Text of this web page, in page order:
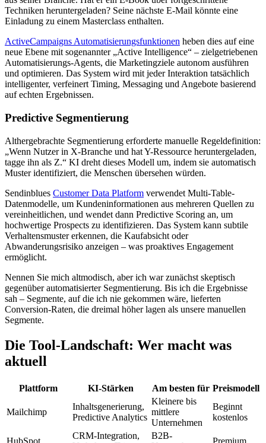
Techniken heruntergeladen? Seine nächste E-Mail könnte eine
Einladung zu einem Masterclass enthalten.
ActiveCampaigns Automatisierungsfunktionen heben dies auf eine
neue Ebene mit sogenannter „Active Intelligence“ – zielgetriebenen
Automatisierungs-Agents, die Marketingziele autonom ausführen
und optimieren. Das System wird mit jeder Interaktion tatsächlich
intelligenter, verfeinert Timing, Messaging und Angebote basierend
auf echten Ergebnissen.
Predictive Segmentierung
Althergebrachte Segmentierung erforderte manuelle Regeldefinition:
„Wenn Nutzer in X-Branche und hat Y-Ressource heruntergeladen,
tagge ihn als Z.“ KI dreht dieses Modell um, indem sie automatisch
Muster identifiziert, die Menschen übersehen würden.
Sendinblues Customer Data Platform verwendet Multi-Table-
Datenmodelle, um Kundeninformationen aus mehreren Quellen zu
vereinheitlichen, und wendet dann Predictive Scoring an, um
hochwertige Prospects zu identifizieren. Das System kann subtile
Verhaltensmuster erkennen, die Kaufabsicht oder
Abwanderungsrisiko anzeigen – was proaktives Engagement
ermöglicht.
Nennen Sie mich altmodisch, aber ich war zunächst skeptisch
gegenüber automatisierter Segmentierung. Bis ich die Ergebnisse
sah – Segmente, auf die ich nie gekommen wäre, lieferten
Conversion-Raten, die dreimal höher lagen als unsere manuellen
Segmente.
Die Tool-Landschaft: Wer macht was
aktuell
Plattform KI-Stärken Am besten für Preismodell
Mailchimp
Inhaltsgenerierung,
Predictive Analytics
Kleinere bis
mittlere
Unternehmen
Beginnt
kostenlos
HubSpot
CRM-Integration,
B2B-
Premium